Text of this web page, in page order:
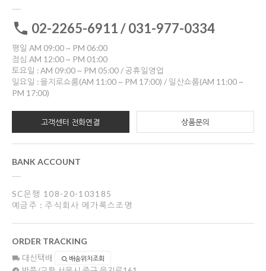
02-2265-6911 / 031-977-0334
평일 AM 09:00 ~ PM 06:00
점심 AM 12:00 ~ PM 01:00
토요일 : AM 09:00 ~ PM 05:00 / 공휴일영업
일요일 : 을지로쇼룸(AM 11:00 ~ PM 17:00) / 일산쇼룸(AM 11:00 ~
PM 17:00)
고객센터 전화연결 상품문의
BANK ACCOUNT
SC은행 108-20-103185
예금주 : 주식회사 메가룩스조명
ORDER TRACKING
대신택배 배송위치조회